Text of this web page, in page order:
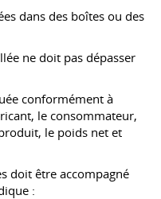
dans des boîtes ou des
ne doit pas dépasser
conformément à
le consommateur,
le poids net et
doit être accompagné
: